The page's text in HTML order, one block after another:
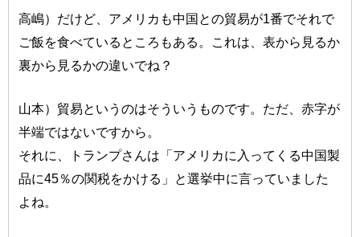
高嶋）だけど、アメリカも中国との貿易が1番でそれで
ご飯を食べているところもある。これは、表から見るか
裏から見るかの違いでね？
山本）貿易というのはそういうものです。ただ、赤字が
半端ではないですから。
それに、トランプさんは「アメリカに入ってくる中国製
品に45％の関税をかける」と選挙中に言っていました
よね。